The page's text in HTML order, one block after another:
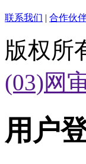
联系我们 | 合作伙
版权所
(03)网
用户